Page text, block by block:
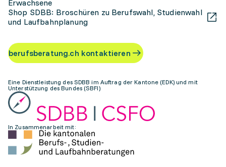
Erwachsene
Shop SDBB: Broschüren zu Berufswahl, Studienwahl
und Laufbahnplanung
berufsberatung.ch kontaktieren
Eine Dienstleistung des SDBB im Auftrag der Kantone (EDK) und mit
Unterstützung des Bundes (SBFI)
In Zusammenarbeit mit: